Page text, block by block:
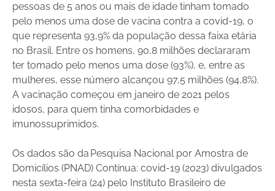
pessoas de 5 anos ou mais de idade tinham tomado
pelo menos uma dose de vacina contra a covid-19, o
que representa 93,9% da população dessa faixa etária
no Brasil. Entre os homens, 90,8 milhões declararam
ter tomado pelo menos uma dose (93%), e, entre as
mulheres, esse número alcançou 97,5 milhões (94,8%).
A vacinação começou em janeiro de 2021 pelos
idosos, para quem tinha comorbidades e
imunossuprimidos.
Os dados são da Pesquisa Nacional por Amostra de
Domicílios (PNAD) Contínua: covid-19 (2023) divulgados
nesta sexta-feira (24) pelo Instituto Brasileiro de